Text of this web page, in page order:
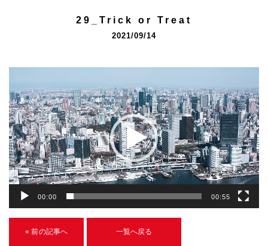
【2026年10月】ARエキスパートコース
【2026年10月】XRプロフェッショナル
《リスキリング補助金コース》
リスキリング補助金対象コース説明
《SDGs》
U-15メタバースプログラミング講座
入学案内
受講生紹介
イベント
29_Trick or Treat
2021/09/14
画
プ
レ
ー
ヤ
ー
00:00 00:55
« 前の記事へ 一覧へ戻る